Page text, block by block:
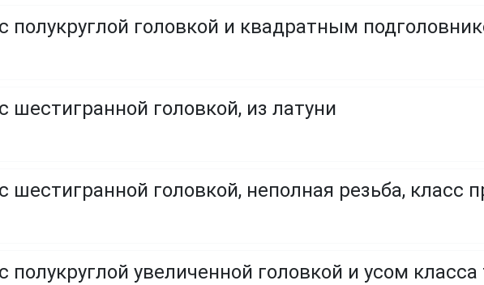
полукруглой головкой и квадратным
шестигранной головкой, из латуни
шестигранной головкой, неполная резьба, класс
полукруглой увеличенной головкой и усом